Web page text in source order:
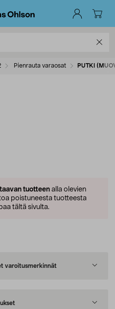
Pienrauta varaosat PUTKI
tuotteenalla olevien
poistuneesta tuotteesta
tältä sivulta.
varoitusmerkinnät